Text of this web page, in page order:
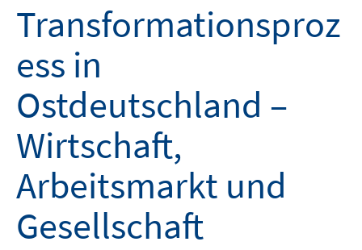
Transformationsproz
ess in
Ostdeutschland –
Wirtschaft,
Arbeitsmarkt und
Gesellschaft